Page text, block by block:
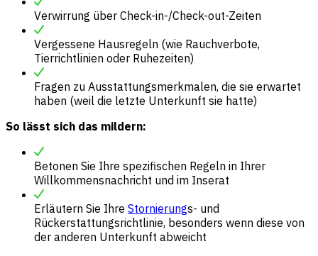
Verwirrung über Check-in-/Check-out-Zeiten
Vergessene Hausregeln (wie Rauchverbote,
Tierrichtlinien oder Ruhezeiten)
Fragen zu Ausstattungsmerkmalen, die sie erwartet
haben (weil die letzte Unterkunft sie hatte)
So lässt sich das mildern:
Betonen Sie Ihre spezifischen Regeln in Ihrer
Willkommensnachricht und im Inserat
Erläutern Sie Ihre Stornierungs- und
Rückerstattungsrichtlinie, besonders wenn diese von
der anderen Unterkunft abweicht